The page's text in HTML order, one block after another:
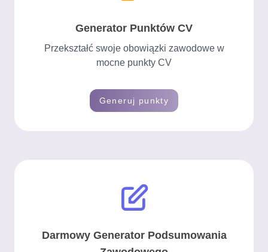
Generator Punktów CV
Przekształć swoje obowiązki zawodowe w
mocne punkty CV
Generuj punkty
Darmowy Generator Podsumowania